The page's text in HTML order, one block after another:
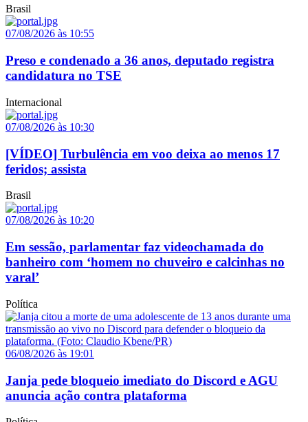
Brasil
07/08/2026 às 10:55
Preso e condenado a 36 anos, deputado registra
candidatura no TSE
Internacional
07/08/2026 às 10:30
[VÍDEO] Turbulência em voo deixa ao menos 17
feridos; assista
Brasil
07/08/2026 às 10:20
Em sessão, parlamentar faz videochamada do
banheiro com ‘homem no chuveiro e calcinhas no
varal’
Política
06/08/2026 às 19:01
Janja pede bloqueio imediato do Discord e AGU
anuncia ação contra plataforma